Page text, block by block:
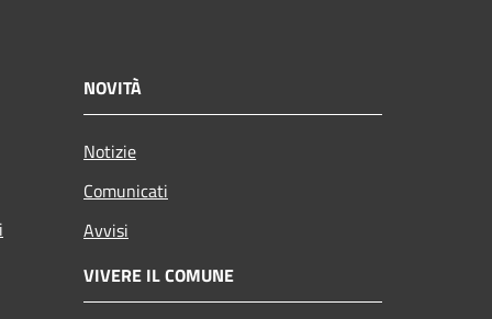
NOVITÀ
Notizie
Comunicati
Avvisi
VIVERE IL COMUNE